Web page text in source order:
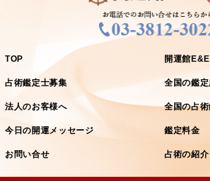
TOP 開運館
占術鑑定士募集 全国の鑑定
法人のお客様へ 全国の占
今日の開運メッセージ 鑑定料金
お問い合せ 占術の紹介